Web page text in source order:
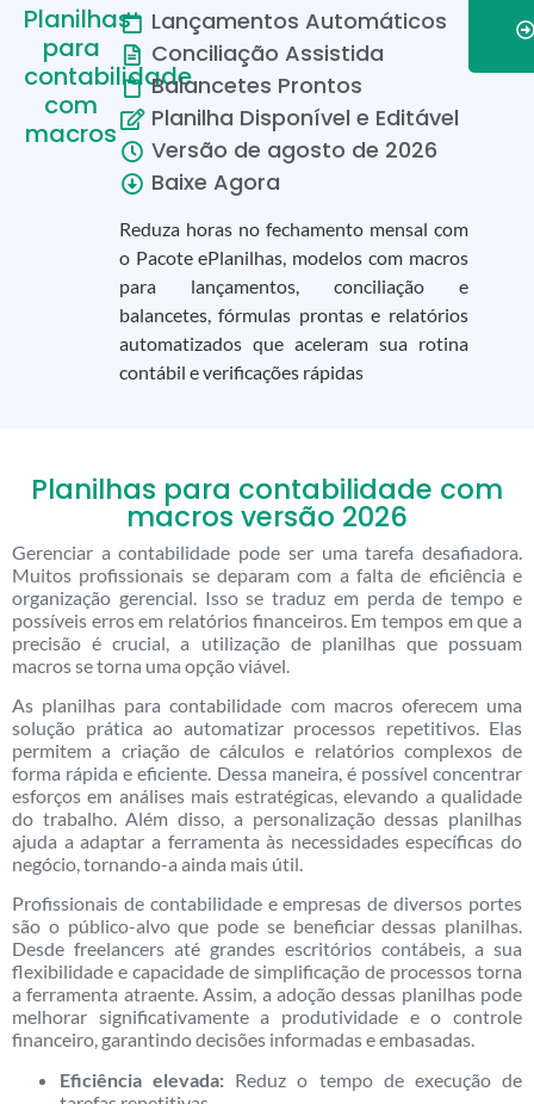
Planilhas
para
contabilidade
com
macros
Lançamentos Automáticos
Conciliação Assistida
Balancetes Prontos
Planilha Disponível e Editável
Versão de agosto de 2026
Baixe Agora
Reduza horas no fechamento mensal com
o Pacote ePlanilhas, modelos com macros
para lançamentos, conciliação e
balancetes, fórmulas prontas e relatórios
automatizados que aceleram sua rotina
contábil e verificações rápidas
Planilhas para contabilidade com
macros versão 2026
Gerenciar a contabilidade pode ser uma tarefa desafiadora.
Muitos profissionais se deparam com a falta de eficiência e
organização gerencial. Isso se traduz em perda de tempo e
possíveis erros em relatórios financeiros. Em tempos em que a
precisão é crucial, a utilização de planilhas que possuam
macros se torna uma opção viável.
As planilhas para contabilidade com macros oferecem uma
solução prática ao automatizar processos repetitivos. Elas
permitem a criação de cálculos e relatórios complexos de
forma rápida e eficiente. Dessa maneira, é possível concentrar
esforços em análises mais estratégicas, elevando a qualidade
do trabalho. Além disso, a personalização dessas planilhas
ajuda a adaptar a ferramenta às necessidades específicas do
negócio, tornando-a ainda mais útil.
Profissionais de contabilidade e empresas de diversos portes
são o público-alvo que pode se beneficiar dessas planilhas.
Desde freelancers até grandes escritórios contábeis, a sua
flexibilidade e capacidade de simplificação de processos torna
a ferramenta atraente. Assim, a adoção dessas planilhas pode
melhorar significativamente a produtividade e o controle
financeiro, garantindo decisões informadas e embasadas.
Eficiência elevada: Reduz o tempo de execução de